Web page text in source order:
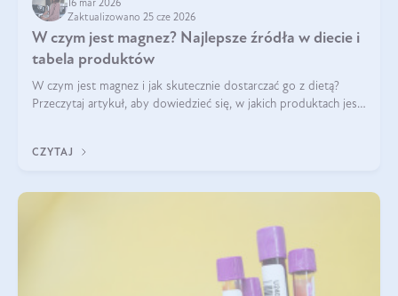
16 mar 2026
Zaktualizowano 25 cze 2026
W czym jest magnez? Najlepsze źródła w diecie i
tabela produktów
W czym jest magnez i jak skutecznie dostarczać go z dietą?
Przeczytaj artykuł, aby dowiedzieć się, w jakich produktach jest
CZYTAJ